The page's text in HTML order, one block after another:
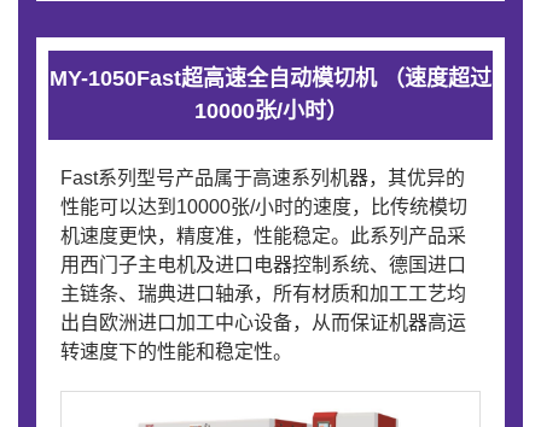
MY-1050Fast超高速全自动模切机 （速度超过
10000张/小时）
Fast系列型号产品属于高速系列机器，其优异的
性能可以达到10000张/小时的速度，比传统模切
机速度更快，精度准，性能稳定。此系列产品采
用西门子主电机及进口电器控制系统、德国进口
主链条、瑞典进口轴承，所有材质和加工工艺均
出自欧洲进口加工中心设备，从而保证机器高运
转速度下的性能和稳定性。